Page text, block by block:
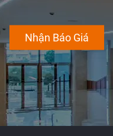
Nhận Báo Giá